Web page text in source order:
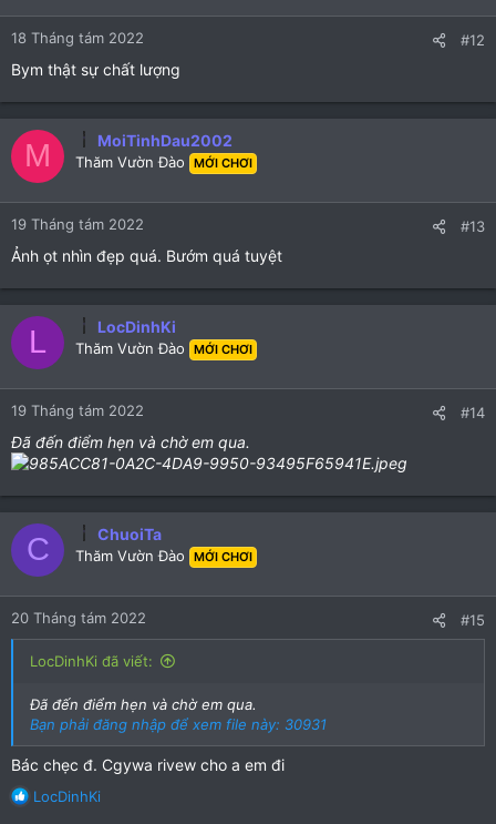
18 Tháng tám 2022 #12
Bym thật sự chất lượng
M MoiTinhDau2002
Thăm Vườn Đào MỚI CHƠI
19 Tháng tám 2022 #13
Ảnh ọt nhìn đẹp quá. Bướm quá tuyệt
L LocDinhKi
Thăm Vườn Đào MỚI CHƠI
19 Tháng tám 2022 #14
Đã đến điểm hẹn và chờ em qua.
C ChuoiTa
Thăm Vườn Đào MỚI CHƠI
20 Tháng tám 2022 #15
LocDinhKi đã viết:
Đã đến điểm hẹn và chờ em qua.
Bạn phải đăng nhập để xem file này: 30931
Bác chẹc đ. Cgywa rivew cho a em đi
RLocDinhKi